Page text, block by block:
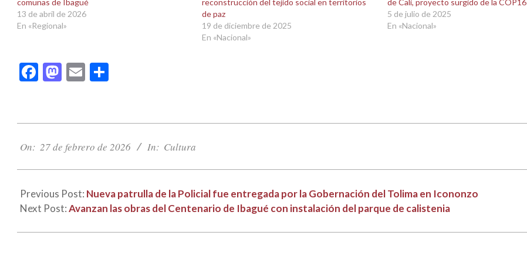
nueva)nueva)
comunas de Ibagué
13 de abril de 2026
En «Regional»
reconstrucción del tejido social en territorios
de paz
19 de diciembre de 2025
En «Nacional»
de Cali, proyecto surgido de la COP16
5 de julio de 2025
En «Nacional»
Facebook
Mastodon
Email
02-
On: 27 de febrero de 2026 In: Cultura
Previous Post: Nueva patrulla de la Policial fue entregada por la Gobernación del Tolima en Icononzo
Next Post:Avanzan las obras del Centenario de Ibagué con instalación del parque de calistenia